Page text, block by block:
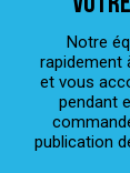
Notre
rapidement
et vous
pendant
publication